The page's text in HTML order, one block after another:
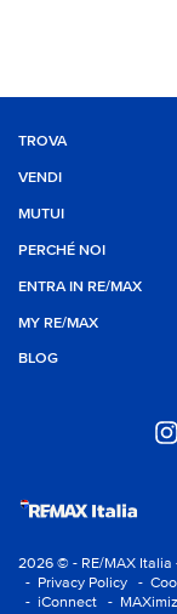
TROVA
VENDI
MUTUI
PERCHÉ NOI
ENTRA IN RE/MAX
MY RE/MAX
BLOG
2026 © - RE/MAX Italia
- Privacy Policy
-
- iConnect
-